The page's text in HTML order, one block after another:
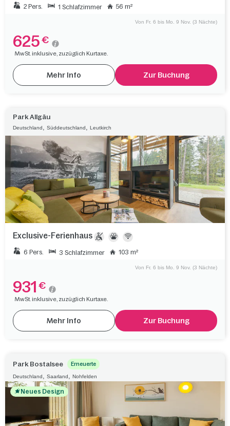
2 Pers. 1 Schlafzimmer 56 m²
Von Fr. 6 bis Mo. 9 Nov. (3 Nächte)
625 €
MwSt. inklusive, zuzüglich Kurtaxe.
Mehr Info Zur Buchung
Park Allgäu
Deutschland, Süddeutschland, Leutkirch
Exclusive-Ferienhaus
6 Pers. 3 Schlafzimmer 103 m²
Von Fr. 6 bis Mo. 9 Nov. (3 Nächte)
931 €
MwSt. inklusive, zuzüglich Kurtaxe.
Mehr Info Zur Buchung
Park Bostalsee Erneuerte
Deutschland, Saarland, Nohfelden
Neues Design